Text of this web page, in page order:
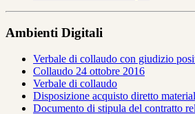
Ambienti Digitali
Verbale di collaudo con giudizio
Collaudo 24 ottobre 2016
Verbale di collaudo
Disposizione acquisto diretto
Documento di stipula del contratto